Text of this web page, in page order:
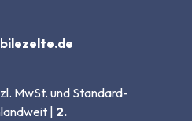
MwSt. und Standard-
| 2.